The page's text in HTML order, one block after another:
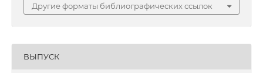
Другие форматы библиографических ссылок
ВЫПУСК